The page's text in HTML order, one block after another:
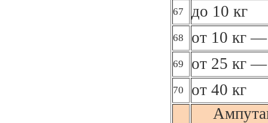
67 до 10 кг
68 от 10 кг
69 от 25 кг
70
от 40 кг